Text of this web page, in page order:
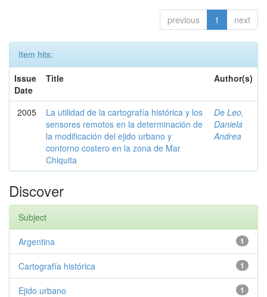
previous 1 next
Item hits:
Issue
Date
Title Author(s)
2005
La utilidad de la cartografía histórica y los
sensores remotos en la determinación de
la modificación del ejido urbano y
contorno costero en la zona de Mar
Chiquita
De Leo,
Daniela
Andrea
Discover
Subject
1
Argentina
1
Cartografía histórica
1
Ejido urbano